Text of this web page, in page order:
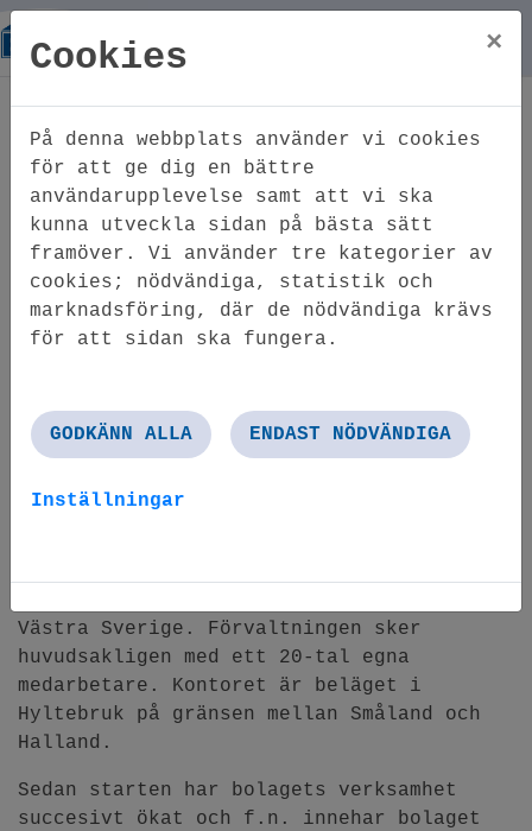
Hem Om oss
Om oss
Bofast AB bildades 1994 av dåvarande
Föreningsbanken och SBAB (Statens
Bostadsfinansiering AB) i samband med
fastighetskrisen på 1990-talet genom
bostadslägenheter. Aktierna i bolaget
förvärvades 1999 av nuvarande ägare
Bolagets verksamhet är att långsiktigt
Västra Sverige. Förvaltningen sker
huvudsakligen med ett 20-tal egna
medarbetare. Kontoret är beläget i
Hyltebruk på gränsen mellan Småland och
Halland.
Sedan starten har bolagets verksamhet
succesivt ökat och f.n. innehar bolaget
Cookies ×
På denna webbplats använder vi cookies
för att ge dig en bättre
användarupplevelse samt att vi ska
kunna utveckla sidan på bästa sätt
framöver. Vi använder tre kategorier av
cookies; nödvändiga, statistik och
marknadsföring, där de nödvändiga krävs
för att sidan ska fungera.
GODKÄNN ALLA ENDAST NÖDVÄNDIGA
Inställningar